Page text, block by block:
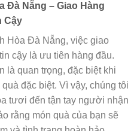
Đà Nẵng – Giao Hàng
Cậy
Hòa Đà Nẵng, việc giao
cậy là ưu tiên hàng đầu.
là quan trọng, đặc biệt khi
đặc biệt. Vì vậy, chúng tôi
tươi đến tận tay người nhận
rằng món quà của bạn sẽ